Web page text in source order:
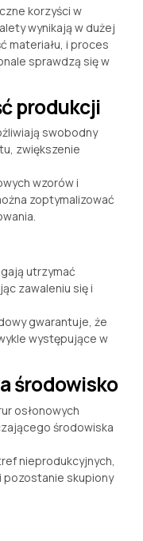
korzyści w
wynikają w dużej
materiału, i proces
sprawdzą się w
produkcji
swobodny
zwiększenie
wzorów i
zoptymalizować
utrzymać
zawaleniu się i
gwarantuje, że
występujące w
środowisko
osłonowych
środowiska
nieprodukcyjnych,
skupiony